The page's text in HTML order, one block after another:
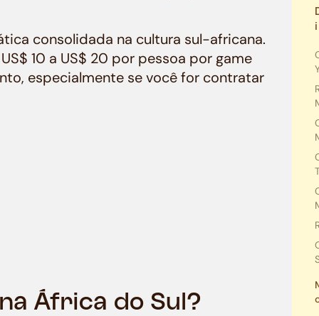
consolidada na cultura sul-africana.
10 a US$ 20 por pessoa por game
especialmente se você for contratar
África do Sul?